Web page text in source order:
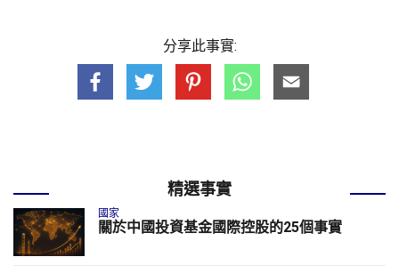
分享此事實:
精選事實
國家
關於中國投資基金國際控股的25個事實